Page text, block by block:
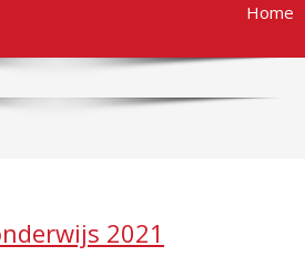
Home
2021